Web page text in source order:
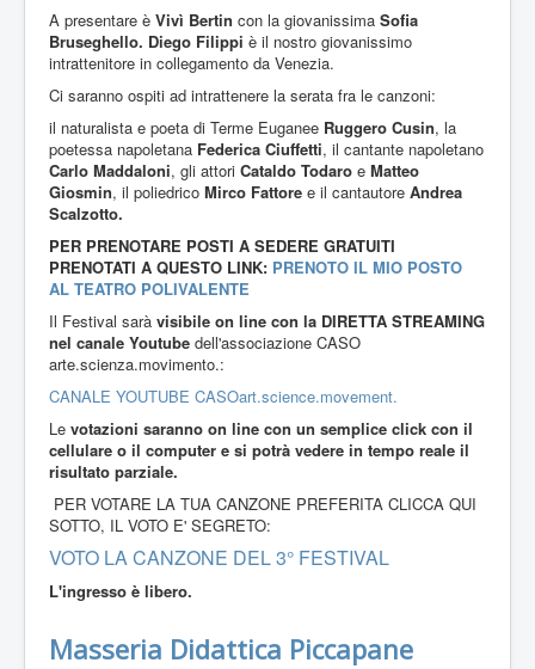
A presentare è Vivì Bertin con la giovanissima Sofia
Bruseghello. Diego Filippi è il nostro giovanissimo
intrattenitore in collegamento da Venezia.
Ci saranno ospiti ad intrattenere la serata fra le canzoni:
il naturalista e poeta di Terme Euganee Ruggero Cusin, la
poetessa napoletana Federica Ciuffetti, il cantante napoletano
Carlo Maddaloni, gli attori Cataldo Todaro e Matteo
Giosmin, il poliedrico Mirco Fattore e il cantautore Andrea
Scalzotto.
PER PRENOTARE POSTI A SEDERE GRATUITI
PRENOTATI A QUESTO LINK: PRENOTO IL MIO POSTO
AL TEATRO POLIVALENTE
Il Festival sarà visibile on line con la DIRETTA STREAMING
nel canale Youtube dell'associazione CASO
arte.scienza.movimento.:
CANALE YOUTUBE CASOart.science.movement.
Le votazioni saranno on line con un semplice click con il
cellulare o il computer e si potrà vedere in tempo reale il
risultato parziale.
PER VOTARE LA TUA CANZONE PREFERITA CLICCA QUI
SOTTO, IL VOTO E' SEGRETO:
VOTO LA CANZONE DEL 3° FESTIVAL
L'ingresso è libero.
Masseria Didattica Piccapane